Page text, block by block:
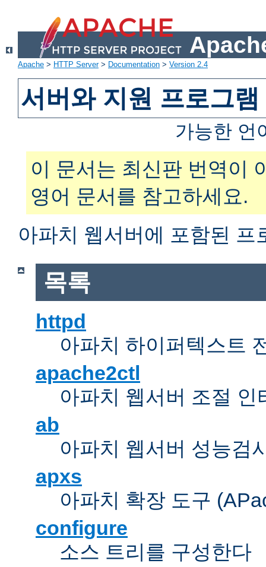
Apache > HTTP Server> Documentation > Version 2.4
서버와 지원 프로그램
가능한 언
이 문서는 최신판 번역이
영어 문서를 참고하세요.
아파치 웹서버에 포함된 프
목록
httpd
아파치 하이퍼텍스트
apache2ctl
아파치 웹서버 조절 인
ab
아파치 웹서버 성능검
apxs
아파치 확장 도구
configure
소스 트리를 구성한다